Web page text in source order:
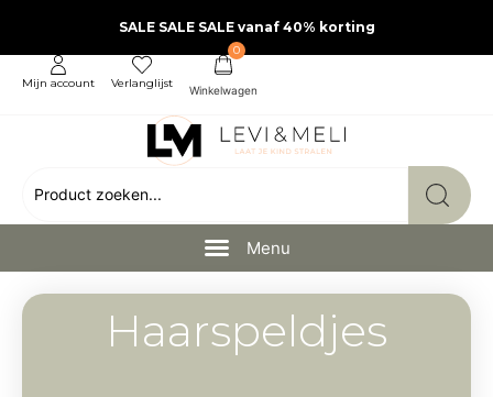
SALE SALE SALE vanaf 40% korting
Mijn account Verlanglijst
0
Haarspeldjes